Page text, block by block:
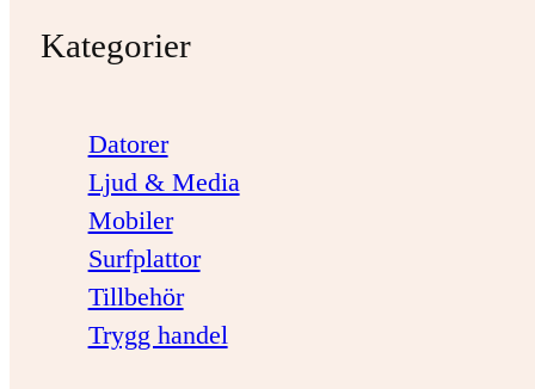
Kategorier
Datorer
Ljud & Media
Mobiler
Surfplattor
Tillbehör
Trygg handel